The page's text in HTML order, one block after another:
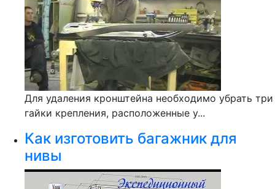
Для удаления кронштейна необходимо убрать три
гайки крепления, расположенные у...
Как изготовить багажник для
нивы